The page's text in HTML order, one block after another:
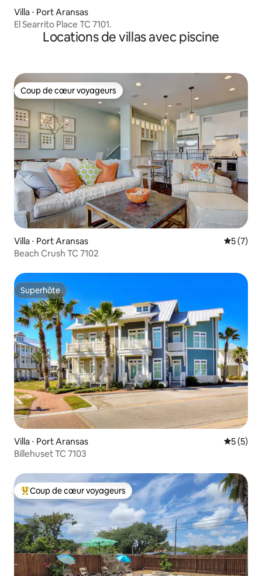
Villa ⋅ Port Aransas
El Searrito Place TC 7101.
Locations de villas avec piscine
Coup de cœur voyageurs
Coup de cœur voyageurs
Villa ⋅ Port Aransas
5 (7)
Beach Crush TC 7102
Superhôte
Superhôte
Villa ⋅ Port Aransas
5 (5)
Billehuset TC 7103
Coups de cœur voyageurs les plus appréciés
Coup de cœur voyageurs